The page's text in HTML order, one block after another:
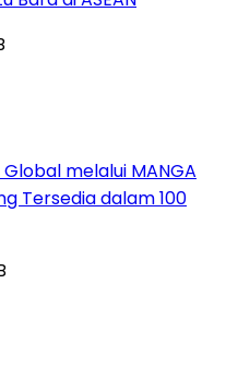
melalui MANGA
Tersedia dalam 100